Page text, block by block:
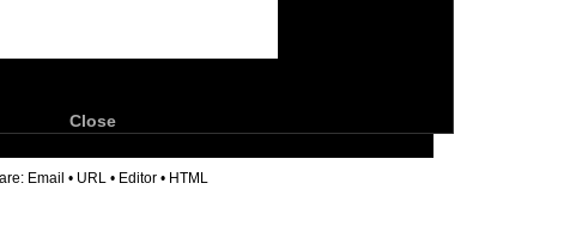
Close
Email • URL • Editor • HTML